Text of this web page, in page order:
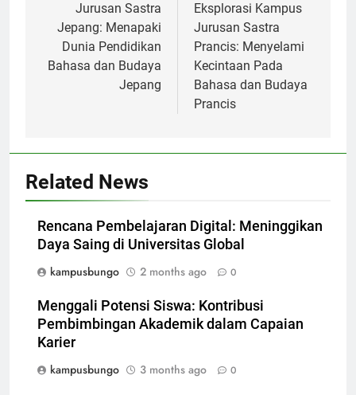
Jurusan Sastra
Jepang: Menapaki
Dunia Pendidikan
Bahasa dan Budaya
Jepang
Eksplorasi Kampus
Jurusan Sastra
Prancis: Menyelami
Kecintaan Pada
Bahasa dan Budaya
Prancis
Related News
Rencana Pembelajaran Digital: Meninggikan
Daya Saing di Universitas Global
kampusbungo
2 months ago 0
Menggali Potensi Siswa: Kontribusi
Pembimbingan Akademik dalam Capaian
Karier
kampusbungo
3 months ago 0